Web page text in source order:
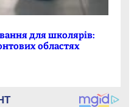
для школярів:
областях